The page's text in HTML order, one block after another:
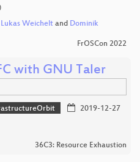
Lukas Weichelt and Dominik
FrOSCon 2022
with GNU Taler
2019-12-27
36C3: Resource Exhaustion